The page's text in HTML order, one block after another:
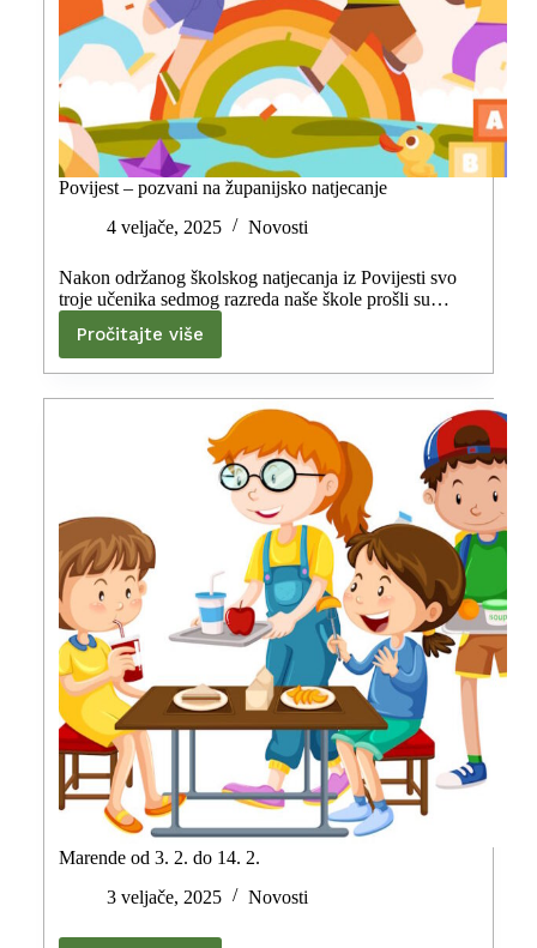
Povijest – pozvani na županijsko natjecanje
4 veljače, 2025
Novosti
Nakon održanog školskog natjecanja iz Povijesti svo
troje učenika sedmog razreda naše škole prošli su…
Pročitajte više
Marende od 3. 2. do 14. 2.
3 veljače, 2025
Novosti